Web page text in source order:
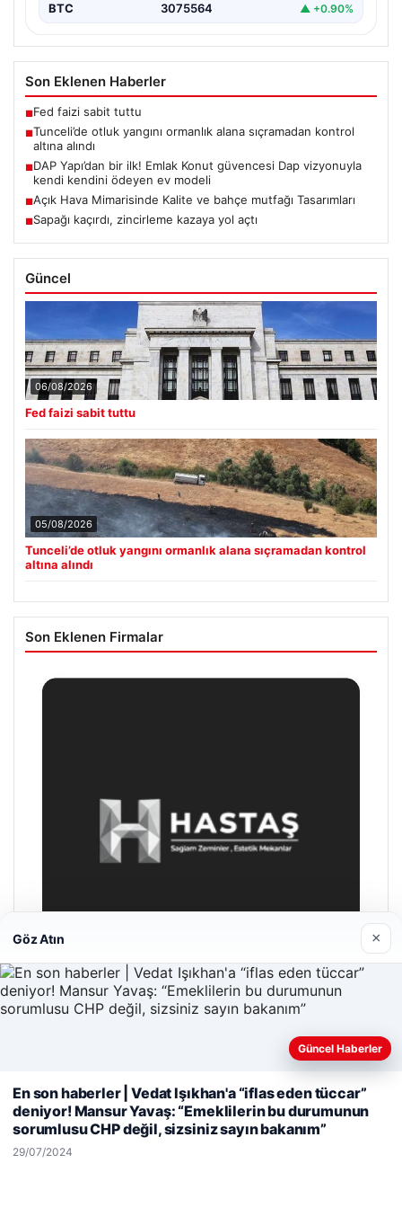
BTC 3075564 ▲ +0.90%
Son Eklenen Haberler
■Fed faizi sabit tuttu
■Tunceli’de otluk yangını ormanlık alana sıçramadan kontrol
altına alındı
■DAP Yapı’dan bir ilk! Emlak Konut güvencesi Dap vizyonuyla
kendi kendini ödeyen ev modeli
■Açık Hava Mimarisinde Kalite ve bahçe mutfağı Tasarımları
■Sapağı kaçırdı, zincirleme kazaya yol açtı
Güncel
06/08/2026
Fed faizi sabit tuttu
05/08/2026
Tunceli’de otluk yangını ormanlık alana sıçramadan kontrol
altına alındı
Son Eklenen Firmalar
deneyiminizi kişiselleştirmek ve geliştirmek amacıyla çerezler
kullanıyoruz.Çerez Politikamız
Kabul Et
Göz Atın ×
Güncel Haberler
En son haberler | Vedat Işıkhan'a “iflas eden tüccar”
deniyor! Mansur Yavaş: “Emeklilerin bu durumunun
sorumlusu CHP değil, sizsiniz sayın bakanım”
29/07/2024